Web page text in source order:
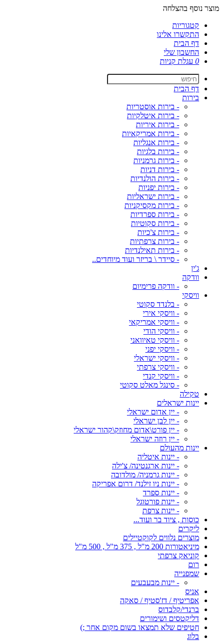
מוצר נוסף בהצלחה
קטגוריות
התקשרו אלינו
דף הבית
החשבון שלי
0 עגלת קניות
דף הבית
בירות
- בירות אוסטריות
- בירות איטלקיות
- בירות איריות
- בירות אמריקאיות
- בירות אנגליות
- בירות בלגיות
- בירות גרמניות
- בירות דניות
- בירות הולנדיות
- בירות יפניות
- בירות ישראליות
- בירות מקסיקניות
- בירות ספרדיות
- בירות סקוטיות
- בירות צ'כיות
- בירות צרפתיות
- בירות תאילנדיות
- סיידר \ בריזר ועוד מיוחדים..
ג'ין
וודקה
- וודקה פרימיום
וויסקי
- בלנדד סקוטי
- וויסקי אירי
- וויסקי אמריקאי
- וויסקי הודי
- וויסקי טאיוואני
- וויסקי יפני
- וויסקי ישראלי
- וויסקי צרפתי
- וויסקי קנדי
- סינגל מאלט סקוטי
טקילה
יינות ישראלים
- יין אדום ישראלי
- יין לבן ישראלי
- יין פורט\אדום מחוזק\קהור ישראלי
- יין רוזה ישראלי
יינות מהעולם
- יינות איטליה
- יינות ארגנטינה/ צ'ילה
- יינות גרמניה/ מולדובה
- יינות ניו זילנד/ דרום אפריקה
- יינות ספרד
- יינות פורטוגל
- יינות צרפת
כוסות , ציוד בר ועוד...
ליקרים
מוצרים נלווים לקוקטיילים
מיניאטורות 200 מ"ל , 375 מ"ל , 500 מ"ל
קוניאק צרפתי
רום
שמפנייה
- יינות מבעבעים
אניס
אפריטיף / דז'סטיף / סאקה
ברנדי/קלבדוס
דליקטסים ושימורים
חטיפים שלא תמצאו בשום מקום אחר ;)
בלוג